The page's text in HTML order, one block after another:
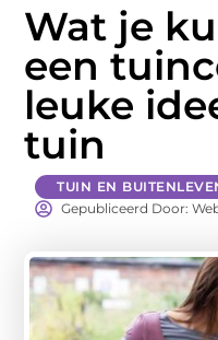
Wat je
een
leuke
tuin
TUIN EN
Gepubliceerd Door: